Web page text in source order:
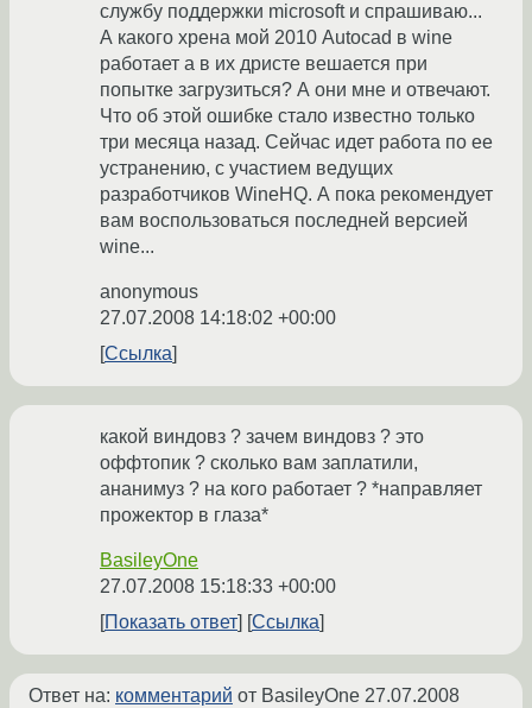
службу поддержки microsoft и спрашиваю...
А какого хрена мой 2010 Autocad в wine
работает а в их дристе вешается при
попытке загрузиться? А они мне и отвечают.
Что об этой ошибке стало известно только
три месяца назад. Сейчас идет работа по ее
устранению, с участием ведущих
разработчиков WineHQ. А пока рекомендует
вам воспользоваться последней версией
wine...
anonymous
27.07.2008 14:18:02 +00:00
Ссылка
какой виндовз ? зачем виндовз ? это
оффтопик ? cколько вам заплатили,
ананимуз ? на кого работает ? *направляет
прожектор в глаза*
BasileyOne
27.07.2008 15:18:33 +00:00
Показать ответ
Ссылка
Ответ на: комментарий от BasileyOne 27.07.2008